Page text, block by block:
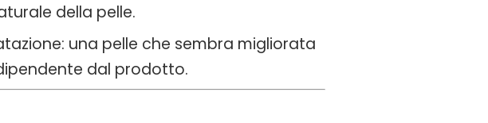
della pelle.
una pelle che sembra migliorata
dal prodotto.